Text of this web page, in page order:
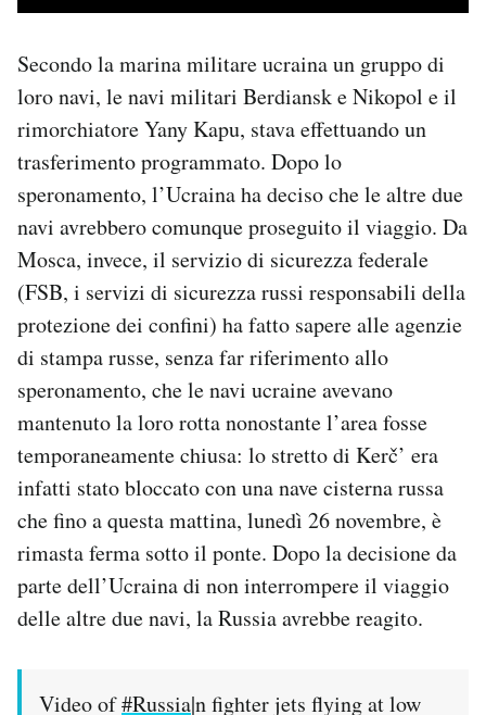
Secondo la marina militare ucraina un gruppo di
loro navi, le navi militari Berdiansk e Nikopol e il
rimorchiatore Yany Kapu, stava effettuando un
trasferimento programmato. Dopo lo
speronamento, l’Ucraina ha deciso che le altre due
navi avrebbero comunque proseguito il viaggio. Da
Mosca, invece, il servizio di sicurezza federale
(FSB, i servizi di sicurezza russi responsabili della
protezione dei confini) ha fatto sapere alle agenzie
di stampa russe, senza far riferimento allo
speronamento, che le navi ucraine avevano
mantenuto la loro rotta nonostante l’area fosse
temporaneamente chiusa: lo stretto di Kerč’ era
infatti stato bloccato con una nave cisterna russa
che fino a questa mattina, lunedì 26 novembre, è
rimasta ferma sotto il ponte. Dopo la decisione da
parte dell’Ucraina di non interrompere il viaggio
delle altre due navi, la Russia avrebbe reagito.
Video of#Russia|n fighter jets flying at low